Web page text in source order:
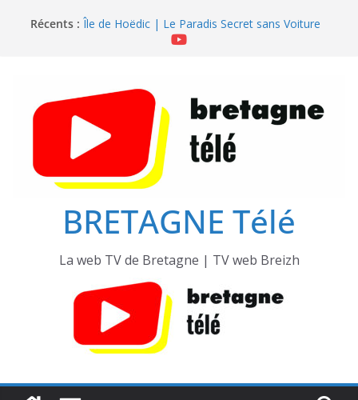
Récents : Île de Hoëdic | Le Beau Fort
Île de Hoëdic | Le Paradis Secret sans Voiture
Île de Hoëdic | Dimanche le Jour du Zodiac
BRETAGNE Télé
La web TV de Bretagne | TV web Breizh